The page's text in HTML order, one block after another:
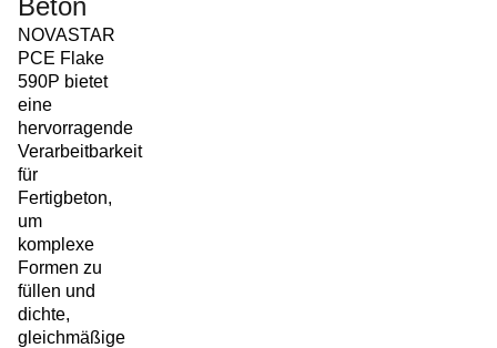
NOVASTAR
PCE Flake
590P bietet
eine
hervorragende
Verarbeitbarkeit
für
Fertigbeton,
um
komplexe
Formen zu
füllen und
dichte,
gleichmäßige